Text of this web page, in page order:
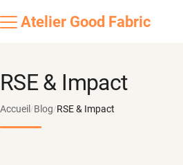
Atelier Good Fabric
RSE & Impact
Accueil /Blog/RSE & Impact